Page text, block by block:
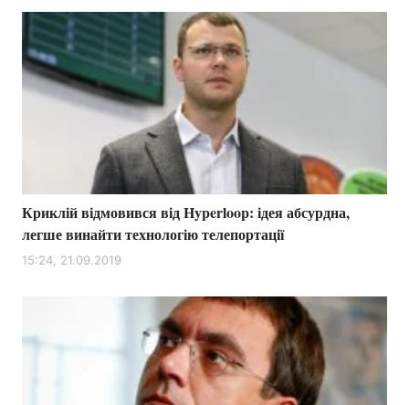
Лонгріди
Відео з Youtube Статті
Інтерв'ю Думки
Вакансії
Послуги
Криклій відмовився від Hyperloop: ідея абсурдна,
легше винайти технологію телепортації
15:24, 21.09.2019